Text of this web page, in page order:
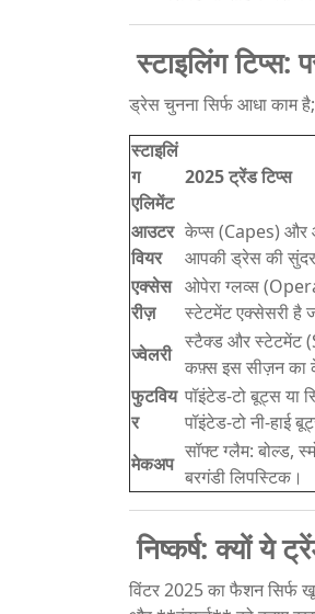
स्टाइलिंग टिप्स:
ड्रेस चुनना सिर्फ आधा
स्टाइलिं
ग
एलिमेंट
2025 ट्रेंड टिप्स
आउटर
वियर
केप्स (Capes) और
आपकी ड्रेस की
एक्सेस
रीज़
ओपेरा ग्लव्स
स्टेटमेंट एक्सेसरी है
ज्वेलरी
स्टैक्ड और स्टेटमेंट
कफ़्स इस सीज़न का
फुटविय
र
पॉइंटेड-टो बूट्स
पॉइंटेड-टो नी-हाई
मेकअप
सॉफ्ट ग्लैम: बोल्ड,
बरगंडी लिपस्टिक।
निष्कर्ष: क्यों ये
विंटर 2025 का फैशन